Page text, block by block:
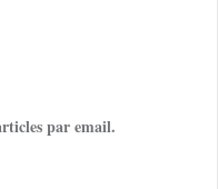
par email.